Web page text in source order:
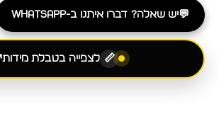
💬יש שאלה? דברו איתנו ב-WhatsApp
📏 לצפייה בטבלת מידות